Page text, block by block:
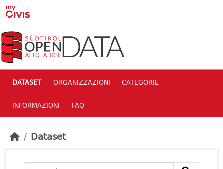
Skip to main content
DATASET ORGANIZZAZIONI CATEGORIE
INFORMAZIONI FAQ
Dataset